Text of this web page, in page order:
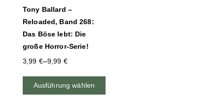
Tony Ballard –
Reloaded, Band 268:
Das Böse lebt: Die
große Horror-Serie!
3,99 €–9,99 €
Ausführung wählen